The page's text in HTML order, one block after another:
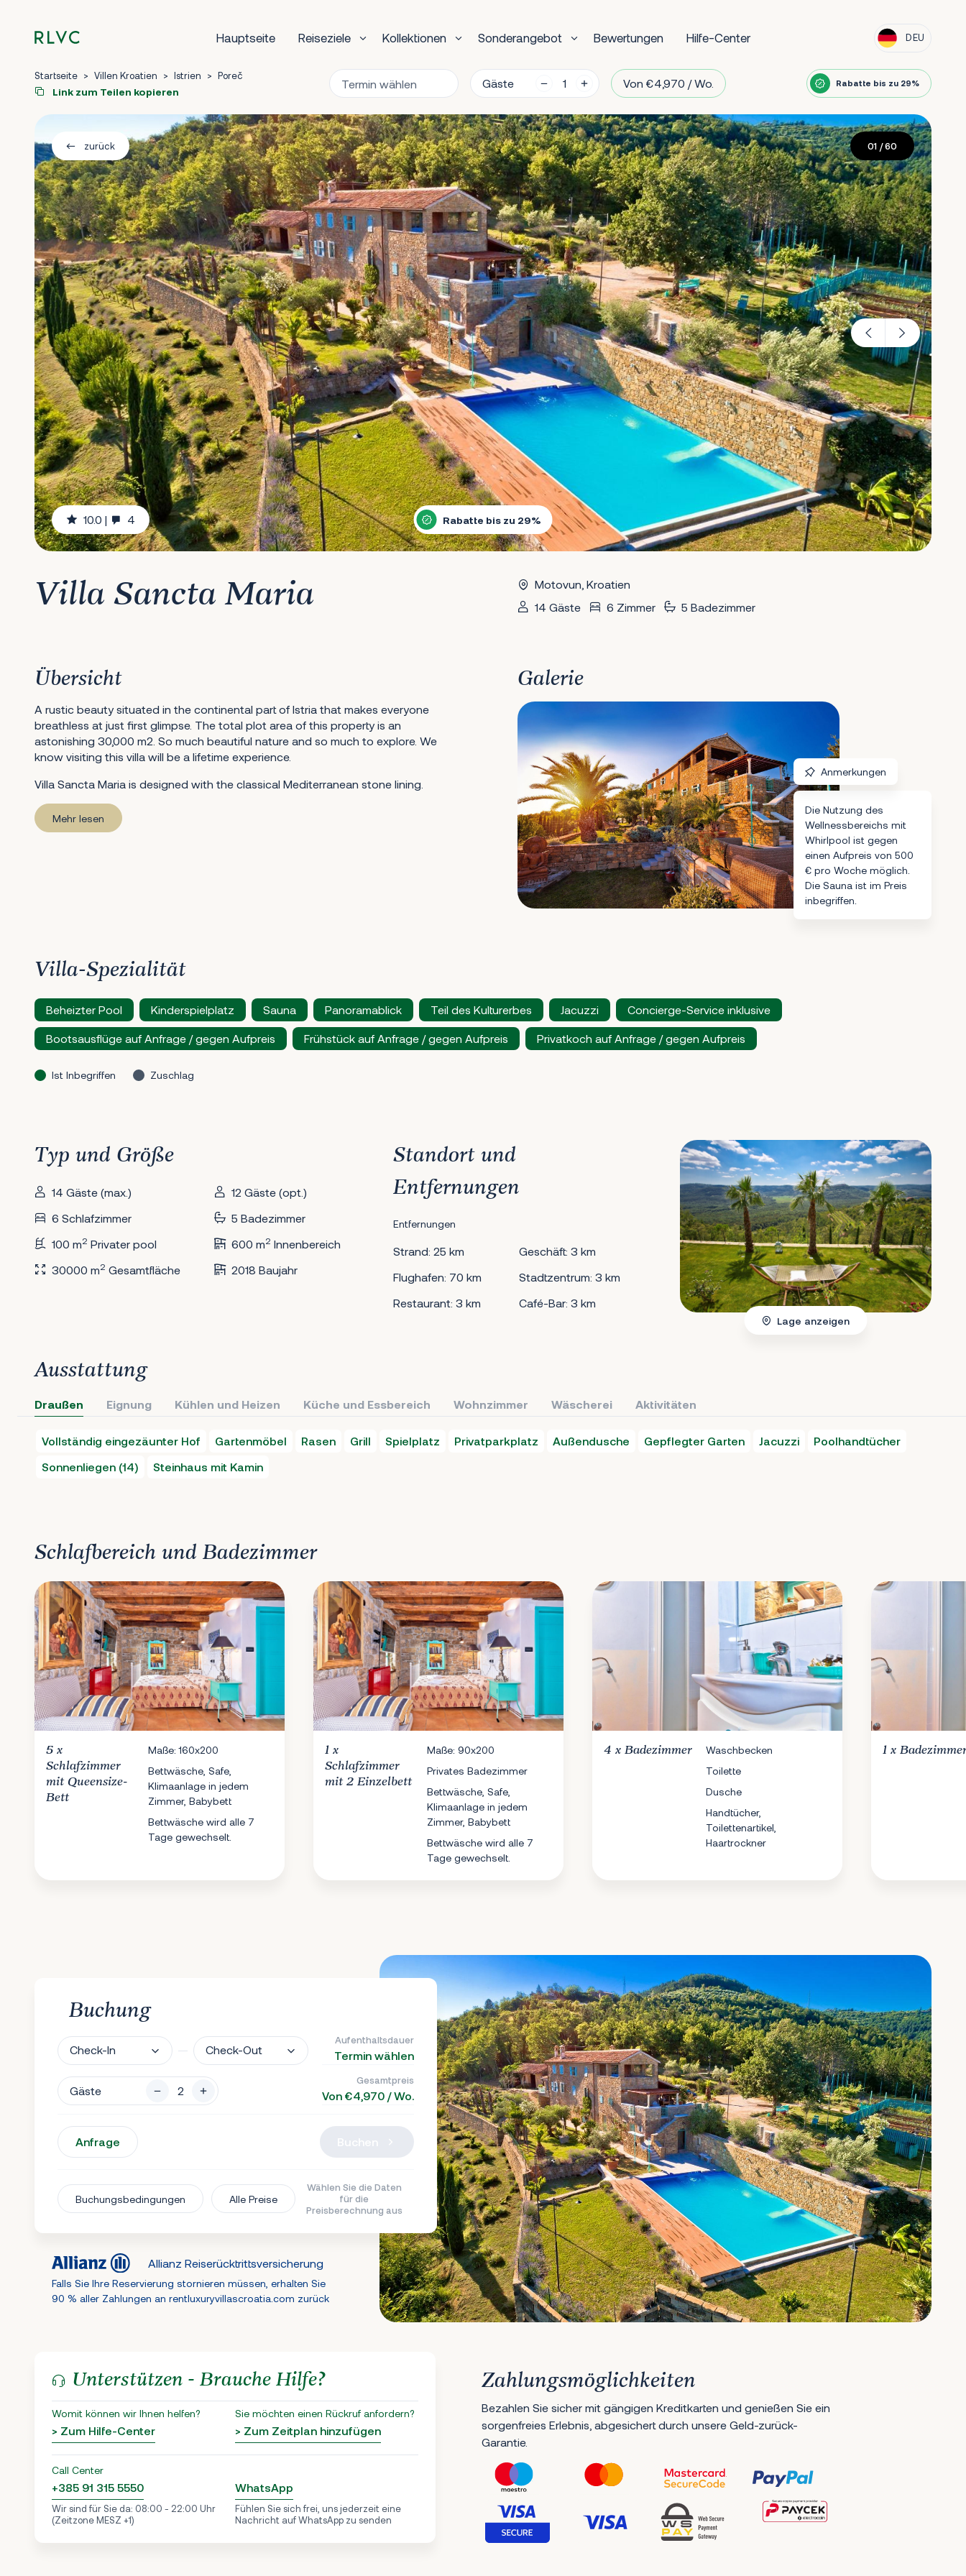
Hauptseite Reiseziele Kollektionen Sonderangebot Bewertungen Hilfe-Center DEU
Startseite > Villen Kroatien > Istrien > Poreč
Link zum Teilen kopieren
Gäste Von €4,970 / Wo. Rabatte bis zu 29%
zurück
10.0 | 4 Rabatte bis zu 29%
01 / 60
Villa Sancta Maria
Motovun, Kroatien
14 Gäste
6 Zimmer 5 Badezimmer
Übersicht
A rustic beauty situated in the continental part of Istria that makes everyone
breathless at just first glimpse. The total plot area of this property is an
astonishing 30,000 m2. So much beautiful nature and so much to explore. We
know visiting this villa will be a lifetime experience.
Villa Sancta Maria is designed with the classical Mediterranean stone lining.
Mehr lesen
Anmerkungen
Die Nutzung des
Wellnessbereichs mit
Whirlpool ist gegen
einen Aufpreis von 500
€ pro Woche möglich.
Die Sauna ist im Preis
inbegriffen.
Galerie
Villa-Spezialität
Beheizter Pool Kinderspielplatz Sauna Panoramablick Teil des Kulturerbes Jacuzzi Concierge-Service inklusive
Bootsausflüge auf Anfrage / gegen Aufpreis Frühstück auf Anfrage / gegen Aufpreis Privatkoch auf Anfrage / gegen Aufpreis
Ist Inbegriffen Zuschlag
Typ und Größe
14 Gäste (max.)
12 Gäste (opt.)
6 Schlafzimmer
5 Badezimmer
100 m2 Privater pool 600 m2 Innenbereich
30000 m2 Gesamtfläche 2018 Baujahr
Standort und
Entfernungen
Entfernungen
Strand: 25 km
Geschäft: 3 km
Flughafen: 70 km
Stadtzentrum: 3 km
Restaurant: 3 km
Café-Bar: 3 km
Lage anzeigen
Ausstattung
Draußen Eignung Kühlen und Heizen Küche und Essbereich Wohnzimmer Wäscherei Aktivitäten
Vollständig eingezäunter Hof Gartenmöbel Rasen Grill Spielplatz Privatparkplatz Außendusche Gepflegter Garten Jacuzzi
Poolhandtücher
Sonnenliegen (14)
Steinhaus mit Kamin
Schlafbereich und Badezimmer
5 x
Schlafzimmer
mit Queensize-
Bett
Maße: 160x200
Bettwäsche, Safe,
Klimaanlage in jedem
Zimmer, Babybett
Bettwäsche wird alle 7
Tage gewechselt.
1 x
Schlafzimmer
mit 2 Einzelbett
Maße: 90x200
Privates Badezimmer
Bettwäsche, Safe,
Klimaanlage in jedem
Zimmer, Babybett
Bettwäsche wird alle 7
Tage gewechselt.
4 x Badezimmer
Waschbecken
Toilette
Dusche
Handtücher,
Toilettenartikel,
Haartrockner
1 x
Buchung
Check-In Check-Out
Aufenthaltsdauer
Termin wählen
Gäste
Gesamtpreis
Von €4,970 / Wo.
Anfrage
Buchungsbedingungen Alle Preise
Wählen Sie die Daten
für die
Preisberechnung aus
Allianz Reiserücktrittsversicherung
Falls Sie Ihre Reservierung stornieren müssen, erhalten Sie
90 % aller Zahlungen an rentluxuryvillascroatia.com zurück
Unterstützen - Brauche Hilfe?
Womit können wir Ihnen helfen?
> Zum Hilfe-Center
Sie möchten einen Rückruf anfordern?
> Zum Zeitplan hinzufügen
Call Center
+385 91 315 5550
Wir sind für Sie da: 08:00 - 22:00 Uhr
(Zeitzone MESZ +1)
WhatsApp
Fühlen Sie sich frei, uns jederzeit eine
Nachricht auf WhatsApp zu senden
Zahlungsmöglichkeiten
Bezahlen Sie sicher mit gängigen Kreditkarten und genießen Sie ein
sorgenfreies Erlebnis, abgesichert durch unsere Geld-zurück-
Garantie.